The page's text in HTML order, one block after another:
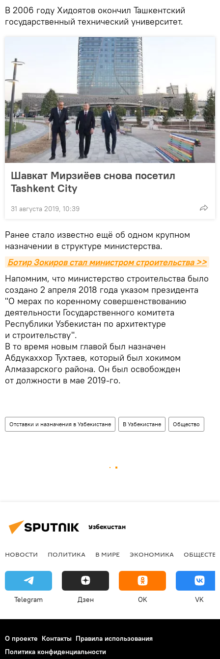
В 2006 году Хидоятов окончил Ташкентский
государственный технический университет.
Шавкат Мирзиёев снова посетил
Tashkent City
31 августа 2019, 10:39
Ранее стало известно ещё об одном крупном
назначении в структуре министерства.
Ботир Зокиров стал министром строительства >>
Напомним, что министерство строительства было
создано 2 апреля 2018 года указом президента
"О мерах по коренному совершенствованию
деятельности Государственного комитета
Республики Узбекистан по архитектуре
и строительству".
В то время новым главой был назначен
Абдукаххор Тухтаев, который был хокимом
Алмазарского района. Он был освобожден
от должности в мае 2019-го.
Отставки и назначения в Узбекистане В Узбекистане Общество
Узбекистан
НОВОСТИ ПОЛИТИКА В МИРЕ ЭКОНОМИКА
Telegram Дзен OK VK
О проекте Контакты Правила использования
Политика конфиденциальности